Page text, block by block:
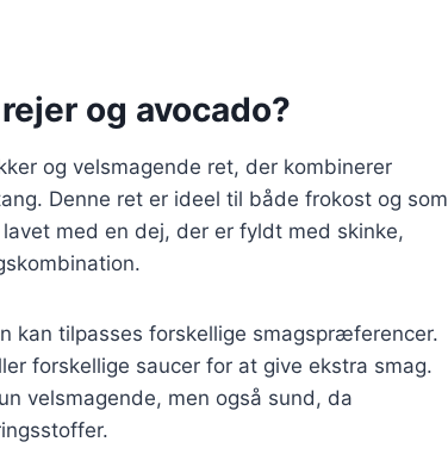
og avocado?
og velsmagende ret, der kombinerer
Denne ret er ideel til både frokost og som
med en dej, der er fyldt med skinke,
kan tilpasses forskellige smagspræferencer.
forskellige saucer for at give ekstra smag.
velsmagende, men også sund, da